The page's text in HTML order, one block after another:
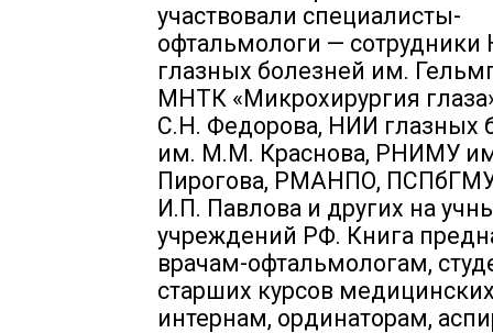
участвовали специалисты-
офтальмологи —
глазных болезней им.
МНТК «Микрохирургия
С.Н. Федорова, НИИ глазных
им. М.М. Краснова, РНИМУ
Пирогова, РМАНПО,
И.П. Павлова и других на
учреждений РФ. Книга
врачам-офтальмологам,
старших курсов
интернам, ординаторам,